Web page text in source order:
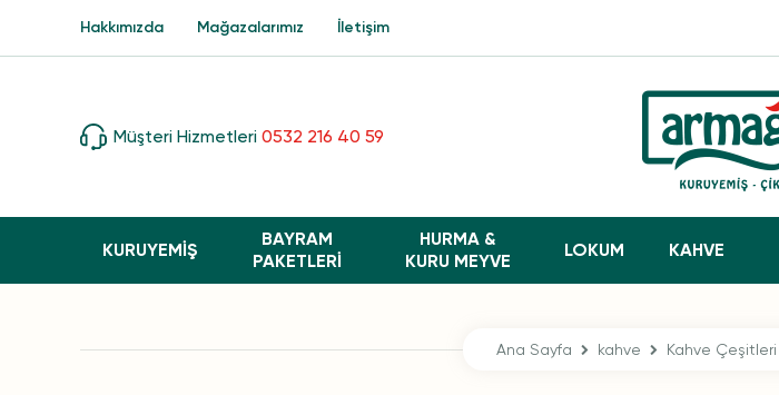
Müşteri Hizmetleri 0532 216 40 59
KURUYEMİŞ
BAYRAM
PAKETLERI
HURMA &
KURU MEYVE
LOKUM KAHVE
Hakkımızda Mağazalarımız İletişim
Ana Sayfa kahve Kahve Çeşitleri